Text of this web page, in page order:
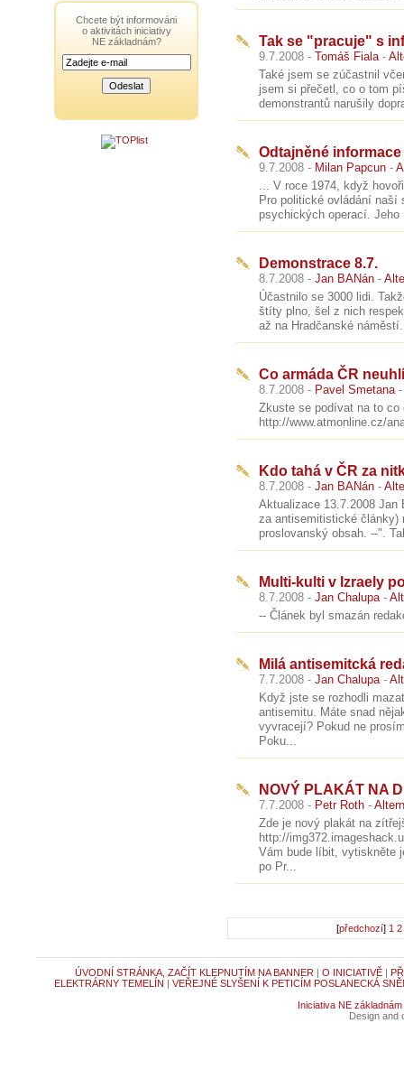
Tak se "pracuje" s
9.7.2008 - Tomáš Fiala-
Také jsem se zúčastnil
jsem si přečetl, co o tom
demonstrantů narušily
Odtajněné informace
9.7.2008 - Milan Papcun -
... V roce 1974, když
Pro politické ovládání naší
psychických operací.
Demonstrace 8.7.
8.7.2008 - Jan BANán -
Účastnilo se 3000 lidi.
štíty plno, šel z nich
až na Hradčanské
Co armáda ČR
8.7.2008 - Pavel Smetana-
Zkuste se podívat na to co
http://www.atmonline.cz/
Kdo tahá v ČR za
8.7.2008 - Jan BANán -
Aktualizace 13.7.2008 Jan
za antisemitistické články)
proslovanský obsah. --".
Multi-kulti v Izraely
8.7.2008 - Jan Chalupa-
-- Článek byl smazán
Milá antisemitcká
7.7.2008 - Jan Chalupa-
Když jste se rozhodli
antisemitu. Máte snad
vyvracejí? Pokud ne
Poku...
NOVÝ PLAKÁT NA
7.7.2008 - Petr Roth -
Zde je nový plakát na
http://
Vám bude líbit, vytiskněte
po Pr...
[předchozí] 1 2
Chcete být informováni
o aktivitách iniciativy
NE základnám?
ÚVODNÍ STRÁNKA, ZAČÍT KLEPNUTÍM NA BANNER | O INICIATIVĚ|
ELEKTRÁRNY TEMELÍN | VEŘEJNÉ SLYŠENÍ K PETICÍM POSLANECKÁ
Iniciativa NE základnám
Design and